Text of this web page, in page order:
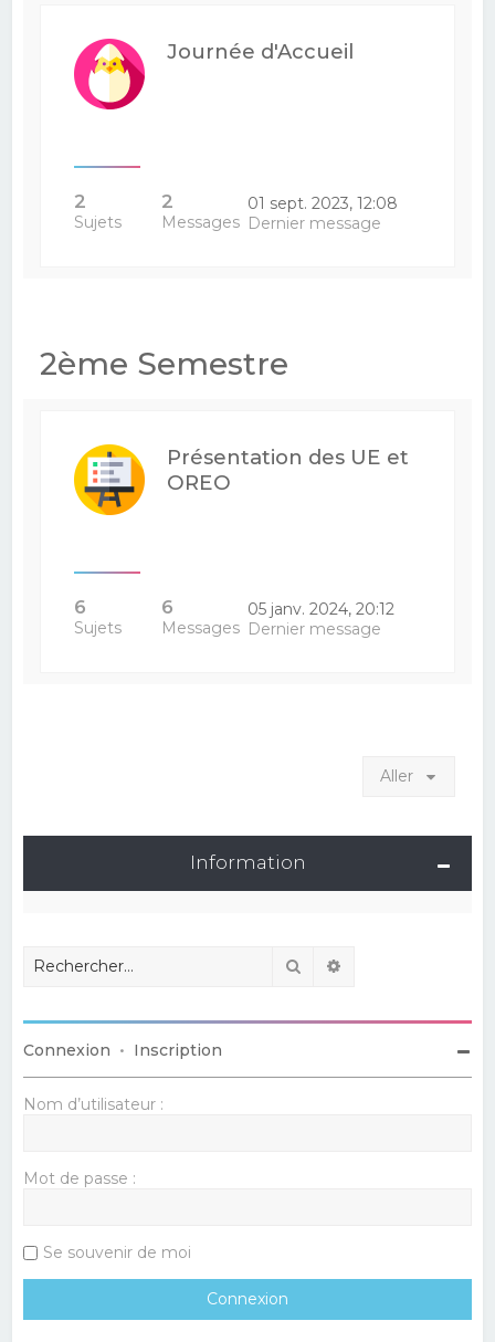
Journée d'Accueil
2
Sujets
2
Messages
01 sept. 2023, 12:08
Dernier message
2ème Semestre
Présentation des UE et
OREO
6
Sujets
6
Messages
05 janv. 2024, 20:12
Dernier message
Aller
Information
Rechercher
Connexion • Inscription
Nom d’utilisateur :
Mot de passe :
Se souvenir de moi